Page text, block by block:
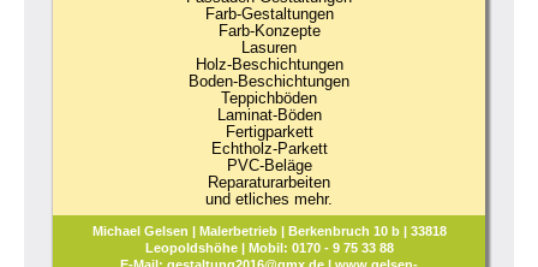
Farb-Gestaltungen
Farb-Konzepte
Lasuren
Holz-Beschichtungen
Boden-Beschichtungen
Teppichböden
Laminat-Böden
Fertigparkett
Echtholz-Parkett
PVC-Beläge
Reparaturarbeiten
und etliches mehr.
Michael Gelsen | Malerbetrieb | Berkenbruch 10 b | 33818
Leopoldshöhe | Mobil: 0170 - 9 75 33 88